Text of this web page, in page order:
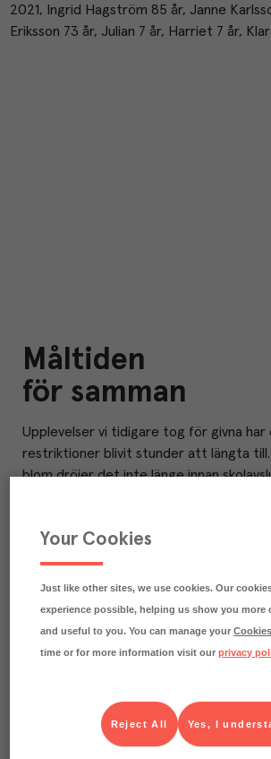
2021, Ingrid Hagström 85 år, Janne
Eriksson 73 år, Julian 7 år, Harriet 7 år,
Måltiden
för samman
Upplevelser vi tidigare tog för givna har
restriktioner blivit stunder att längta till.
blom dröjer det inte länge innan
familj, vänner och kollegor. Kanske blir
efterlängtade sammankomster ännu
oro.
Måltiden är ofta förknippadmed
trevlig stund. Det får vi verkligen se
avsnitt när vi träffats över
underbart att se vad mötet mellan unga
för påverkan på allt från matglädje till
Your Cookies
Just like other sites, we use cookies. Our
experience possible, helping us show you more
and useful to you. You can manage your
time or for more information visit ourprivacy
Yes, I
Reject All